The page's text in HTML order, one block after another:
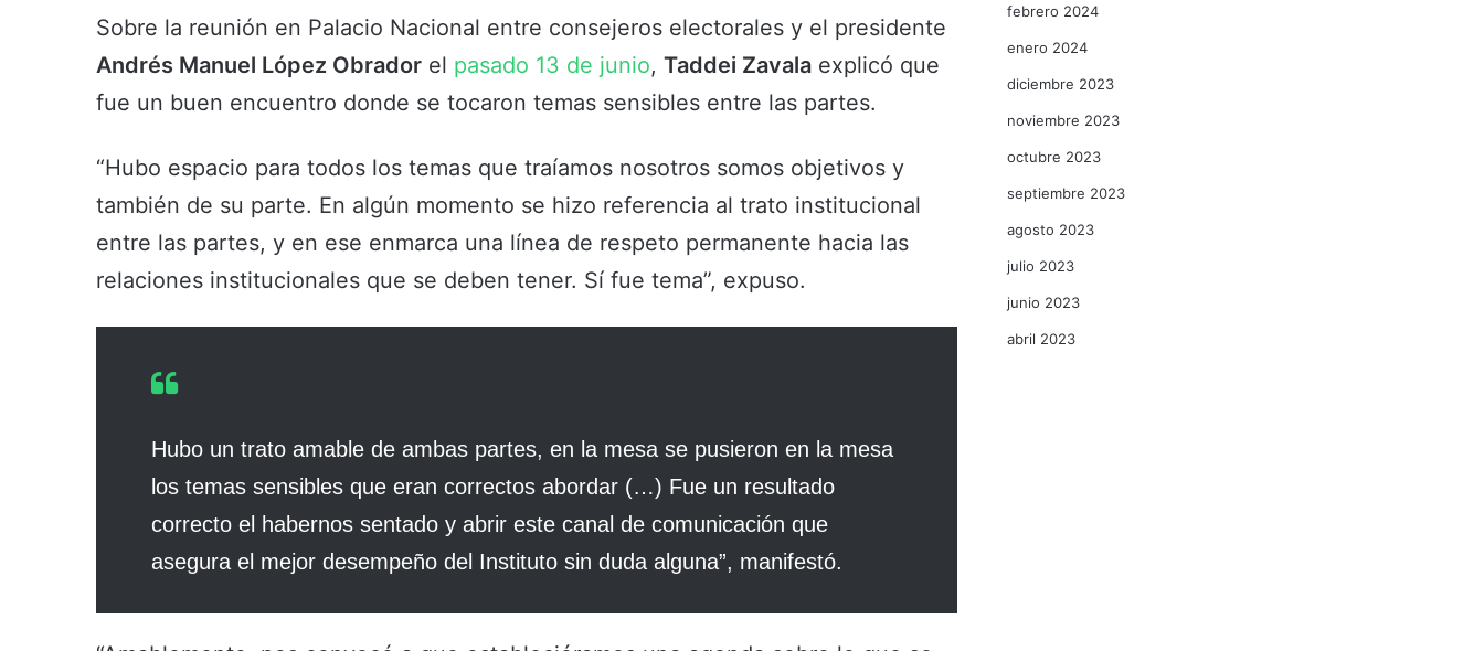
Sobre la reunión en Palacio Nacional entre consejeros electorales y el presidente
Andrés Manuel López Obrador el pasado 13 de junio, Taddei Zavala explicó que
fue un buen encuentro donde se tocaron temas sensibles entre las partes.
“Hubo espacio para todos los temas que traíamos nosotros somos objetivos y
también de su parte. En algún momento se hizo referencia al trato institucional
entre las partes, y en ese enmarca una línea de respeto permanente hacia las
relaciones institucionales que se deben tener. Sí fue tema”, expuso.
Hubo un trato amable de ambas partes, en la mesa se pusieron en la mesa
los temas sensibles que eran correctos abordar (…) Fue un resultado
correcto el habernos sentado y abrir este canal de comunicación que
asegura el mejor desempeño del Instituto sin duda alguna”, manifestó.
febrero 2024
enero 2024
diciembre 2023
noviembre 2023
octubre 2023
septiembre 2023
agosto 2023
julio 2023
junio 2023
abril 2023